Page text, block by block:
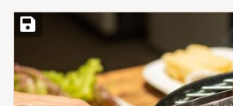
Save Recipe